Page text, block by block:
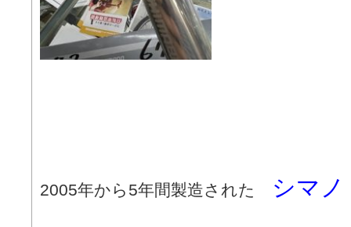
2005年から5年間製造された シマ